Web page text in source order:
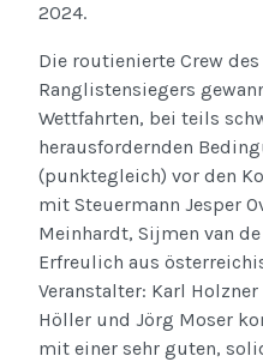
2024.
Die routienierte Crew
Ranglistensiegers
Wettfahrten, bei teils
herausfordernden
(punktegleich) vor den
mit Steuermann Jesper
Meinhardt, Sijmen van
Erfreulich aus
Veranstalter: Karl
Höller und Jörg Moser
mit einer sehr guten,